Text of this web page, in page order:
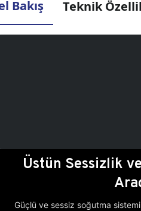
Bakış Teknik
Üstün Sessizlik
Güçlü ve sessiz soğutma